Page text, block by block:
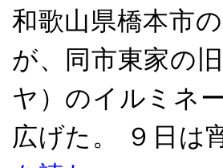
和歌山県橋本市
が、同市東家の
ヤ）のイルミネ
広げた。 ９日は